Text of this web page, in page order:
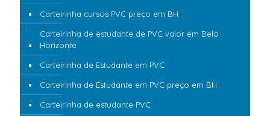
Carteirinha cursos PVC preço em BH
Carteirinha de estudante de PVC valor em Belo
Horizonte
Carteirinha de Estudante em PVC
Carteirinha de Estudante em PVC preço em BH
Carteirinha de estudante PVC